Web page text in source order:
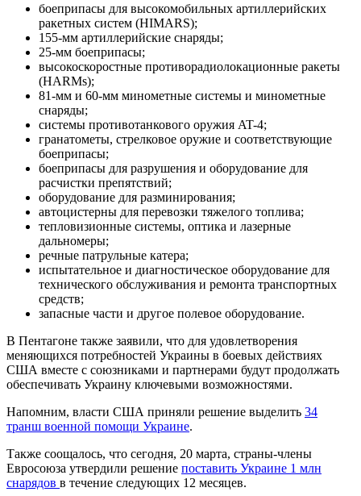
боеприпасы для высокомобильных артиллерийских
ракетных систем (HIMARS);
155-мм артиллерийские снаряды;
25-мм боеприпасы;
высокоскоростные противорадиолокационные ракеты
(HARMs);
81-мм и 60-мм минометные системы и минометные
снаряды;
системы противотанкового оружия AT-4;
гранатометы, стрелковое оружие и соответствующие
боеприпасы;
боеприпасы для разрушения и оборудование для
расчистки препятствий;
оборудование для разминирования;
автоцистерны для перевозки тяжелого топлива;
тепловизионные системы, оптика и лазерные
дальномеры;
речные патрульные катера;
испытательное и диагностическое оборудование для
технического обслуживания и ремонта транспортных
средств;
запасные части и другое полевое оборудование.
В Пентагоне также заявили, что для удовлетворения
меняющихся потребностей Украины в боевых действиях
США вместе с союзниками и партнерами будут продолжать
обеспечивать Украину ключевыми возможностями.
Напомним, власти США приняли решение выделить 34
транш военной помощи Украине.
Также соощалось, что сегодня, 20 марта, страны-члены
Евросоюза утвердили решение поставить Украине 1 млн
снарядов в течение следующих 12 месяцев.